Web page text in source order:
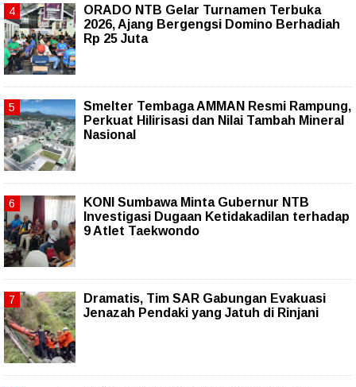
ORADO NTB Gelar Turnamen Terbuka
2026, Ajang Bergengsi Domino Berhadiah
Rp 25 Juta
Smelter Tembaga AMMAN Resmi Rampung,
Perkuat Hilirisasi dan Nilai Tambah Mineral
Nasional
KONI Sumbawa Minta Gubernur NTB
Investigasi Dugaan Ketidakadilan terhadap
9 Atlet Taekwondo
Dramatis, Tim SAR Gabungan Evakuasi
Jenazah Pendaki yang Jatuh di Rinjani